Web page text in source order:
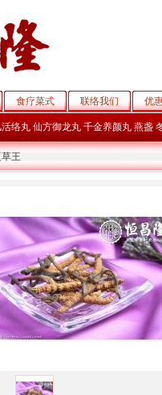
食疗菜式 联络我们 优
络丸 仙方御龙丸 千金养颜丸 燕盏
王